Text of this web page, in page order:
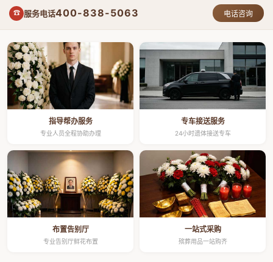
☎ 服务电话400-838-5063 电话咨询
指导帮办服务
专业人员全程协助办理
专车接送服务
24小时遗体接送专车
布置告别厅
专业告别厅鲜花布置
一站式采购
殡葬用品一站购齐